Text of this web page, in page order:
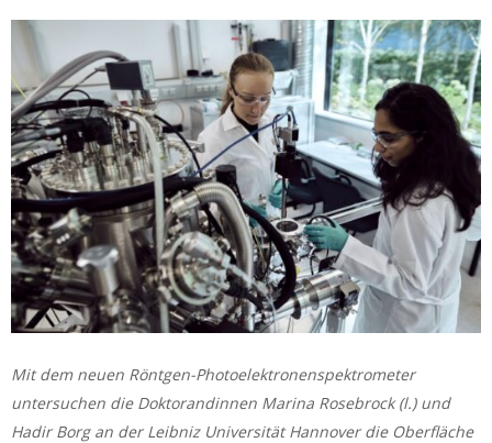
Mit dem neuen Röntgen-Photoelektronenspektrometer
untersuchen die Doktorandinnen Marina Rosebrock (l.) und
Hadir Borg an der Leibniz Universität Hannover die Oberfläche